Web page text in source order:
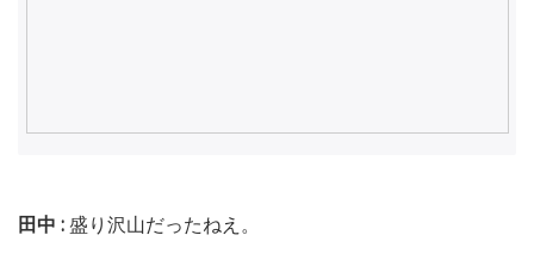
田中 : 盛り沢山だったねえ。